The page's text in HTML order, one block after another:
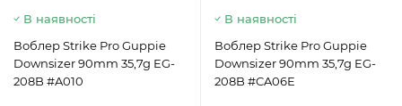
В наявності
Воблер Strike Pro Guppie
Downsizer 90mm 35,7g EG-
208B #A010
В наявності
Воблер Strike Pro Guppie
Downsizer 90mm 35,7g EG-
208B #CA06E